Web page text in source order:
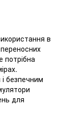
в
потрібна
безпечним
для